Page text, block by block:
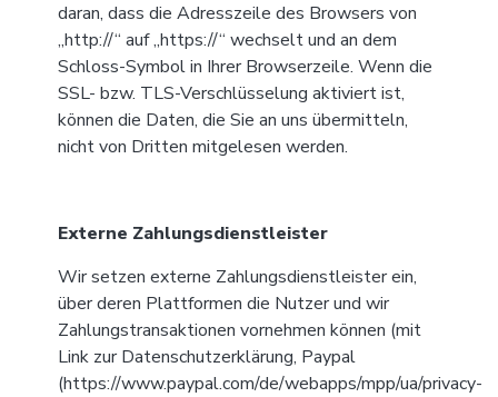
daran, dass die Adresszeile des Browsers von
„http://“ auf „https://“ wechselt und an dem
Schloss-Symbol in Ihrer Browserzeile. Wenn die
SSL- bzw. TLS-Verschlüsselung aktiviert ist,
können die Daten, die Sie an uns übermitteln,
nicht von Dritten mitgelesen werden.
Externe Zahlungsdienstleister
Wir setzen externe Zahlungsdienstleister ein,
über deren Plattformen die Nutzer und wir
Zahlungstransaktionen vornehmen können (mit
Link zur Datenschutzerklärung, Paypal
(https://www.paypal.com/de/webapps/mpp/ua/privacy-